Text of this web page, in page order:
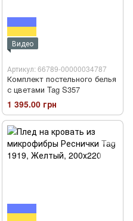
Видео
Артикул: 66789-00000034787
Комплект постельного белья
с цветами Tag S357
1 395.00 грн